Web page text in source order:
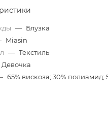
— Блузка
Miasin
— Текстиль
Девочка
65% вискоза; 30% полиамид;